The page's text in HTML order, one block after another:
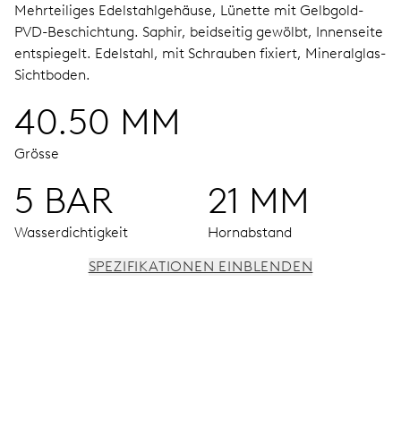
Mehrteiliges Edelstahlgehäuse, Lünette mit Gelbgold-
PVD-Beschichtung. Saphir, beidseitig gewölbt, Innenseite
entspiegelt. Edelstahl, mit Schrauben fixiert, Mineralglas-
Sichtboden.
40.50 MM
Grösse
5 BAR
Wasserdichtigkeit
21 MM
Hornabstand
SPEZIFIKATIONEN EINBLENDEN